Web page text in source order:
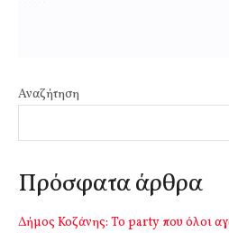
Αναζήτηση
Πρόσφατα άρθρα
Δήμος Κοζάνης: Το party που όλοι